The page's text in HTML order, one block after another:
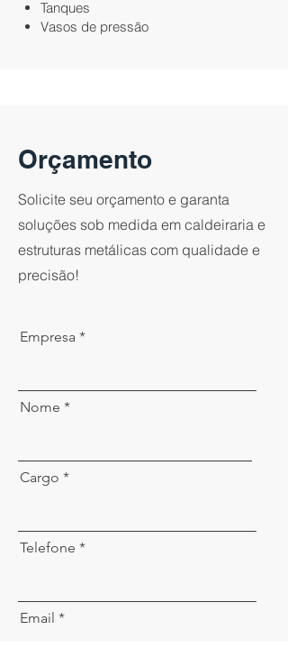
Tanques
Vasos de pressão
Orçamento
Solicite seu orçamento e garanta
soluções sob medida em caldeiraria e
estruturas metálicas com qualidade e
precisão!
Empresa
Nome
Cargo
Telefone
Email